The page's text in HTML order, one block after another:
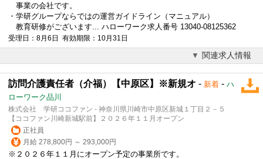
事業の会社です。
・学研グループならではの運営ガイドライン（マニュアル）
教育研修がございます... ハローワーク求人番号 13040-08125362
受理日：8月6日 有効期限：10月31日
関連求人情報
訪問介護責任者（介福）【中原区】※新規オ - 新着 - ハ
ローワーク品川
株式会社 学研ココファン - 神奈川県川崎市中原区新城１丁目２－５
【ココファン川崎新城駅前】２０２６年１１月オープン
正社員
月給 278,800円 ～ 293,000円
※２０２６年１１月にオープン予定の事業所です。